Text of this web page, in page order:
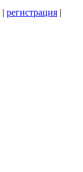
| регистрация |